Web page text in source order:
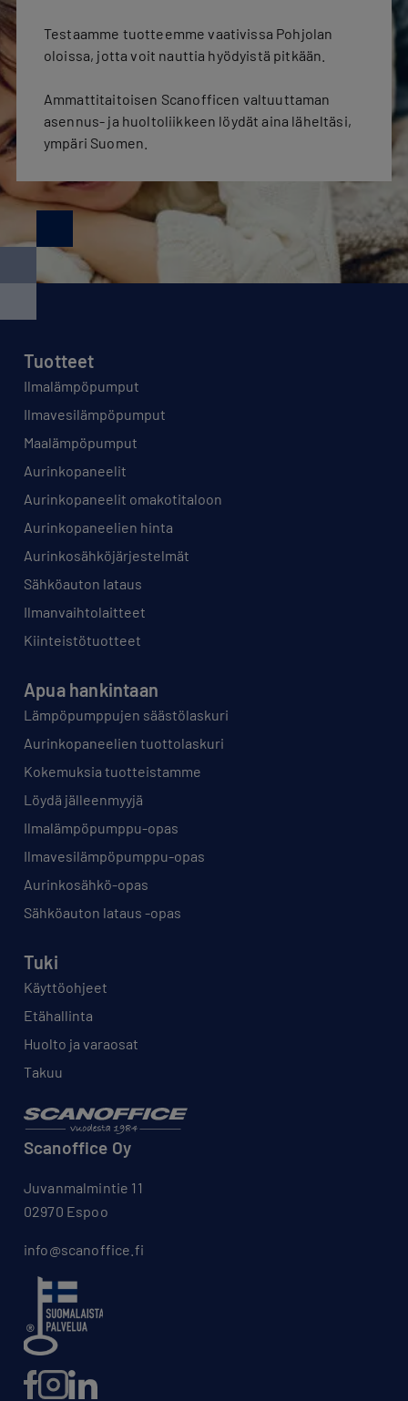
Testaamme tuotteemme vaativissa Pohjolan
oloissa, jotta voit nauttia hyödyistä pitkään.
Ammattitaitoisen Scanofficen valtuuttaman
asennus- ja huoltoliikkeen löydät aina läheltäsi,
ympäri Suomen.
Tuotteet
Ilmalämpöpumput
Ilmavesilämpöpumput
Maalämpöpumput
Aurinkopaneelit
Aurinkopaneelit omakotitaloon
Aurinkopaneelien hinta
Aurinkosähköjärjestelmät
Sähköauton lataus
Ilmanvaihtolaitteet
Kiinteistötuotteet
Apua hankintaan
Lämpöpumppujen säästölaskuri
Aurinkopaneelien tuottolaskuri
Kokemuksia tuotteistamme
Löydä jälleenmyyjä
Ilmalämpöpumppu-opas
Ilmavesilämpöpumppu-opas
Aurinkosähkö-opas
Sähköauton lataus -opas
Tuki
Käyttöohjeet
Etähallinta
Huolto ja varaosat
Takuu
Scanoffice Oy
Juvanmalmintie 11
02970 Espoo
info@scanoffice.fi